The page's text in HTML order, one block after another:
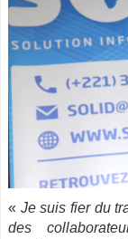
« Je suis fier du
des